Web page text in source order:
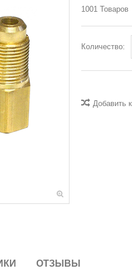
1001 Товаров
Количество:
Добавить
ОТЗЫВЫ